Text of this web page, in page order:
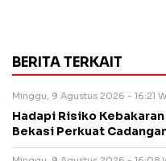
BERITA TERKAIT
Minggu, 9 Agustus 2026 - 16:21
Hadapi Risiko
Bekasi Perkuat